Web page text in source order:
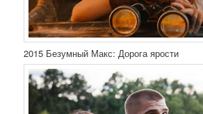
2015 Безумный Макс: Дорога ярости